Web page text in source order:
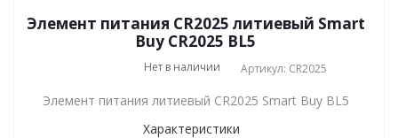
Элемент питания CR2025 литиевый Smart
Buy CR2025 BL5
Нет в наличии Артикул: CR2025
Элемент питания литиевый CR2025 Smart Buy BL5
Характеристики